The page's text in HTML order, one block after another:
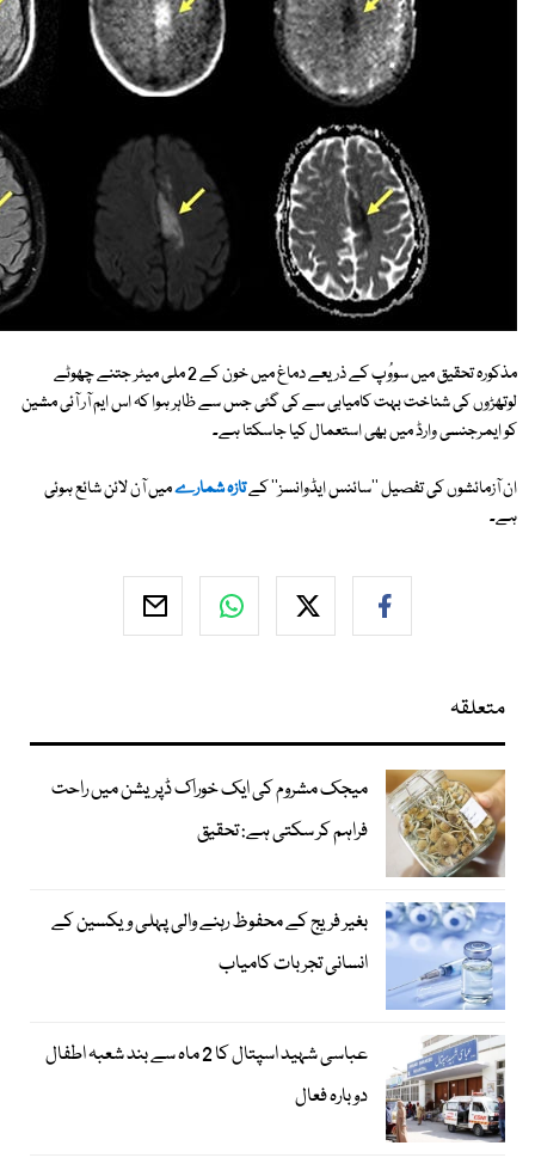
مذکورہ تحقیق میں سووُپ کے ذریعے دماغ میں خون کے 2 ملی میٹر جتنے چھوٹے
لوتھڑوں کی شناخت بہت کامیابی سے کی گئی جس سے ظاہر ہوا کہ اس ایم آر آئی مشین
کو ایمرجنسی وارڈ میں بھی استعمال کیا جاسکتا ہے۔
ان آزمائشوں کی تفصیل ''سائنس ایڈوانسز'' کےتازہ شمارےمیں آن لائن شائع ہوئی
ہے۔
متعلقہ
میجک مشروم کی ایک خوراک ڈپریشن میں راحت
فراہم کر سکتی ہے: تحقیق
بغیر فریج کے محفوظ رہنے والی پہلی ویکسین کے
انسانی تجربات کامیاب
عباسی شہید اسپتال کا 2 ماہ سے بند شعبہ اطفال
دوبارہ فعال